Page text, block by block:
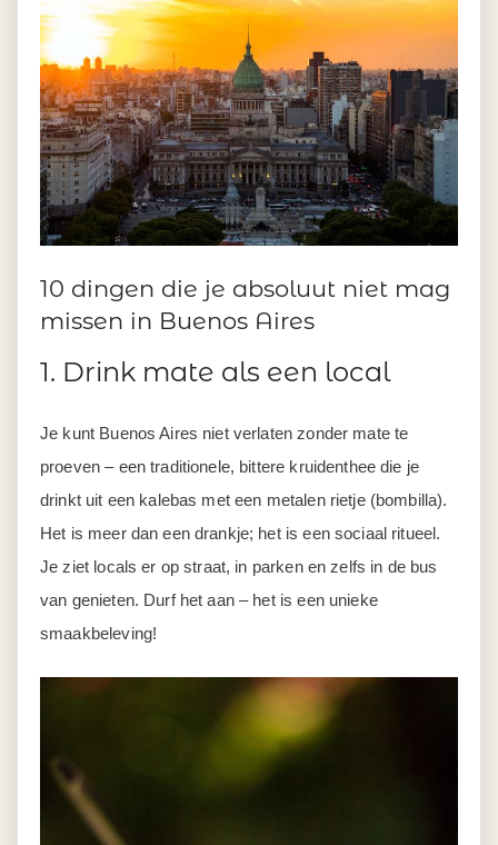
10 dingen die je absoluut niet mag
missen in Buenos Aires
1. Drink mate als een local
Je kunt Buenos Aires niet verlaten zonder mate te
proeven – een traditionele, bittere kruidenthee die je
drinkt uit een kalebas met een metalen rietje (bombilla).
Het is meer dan een drankje; het is een sociaal ritueel.
Je ziet locals er op straat, in parken en zelfs in de bus
van genieten. Durf het aan – het is een unieke
smaakbeleving!